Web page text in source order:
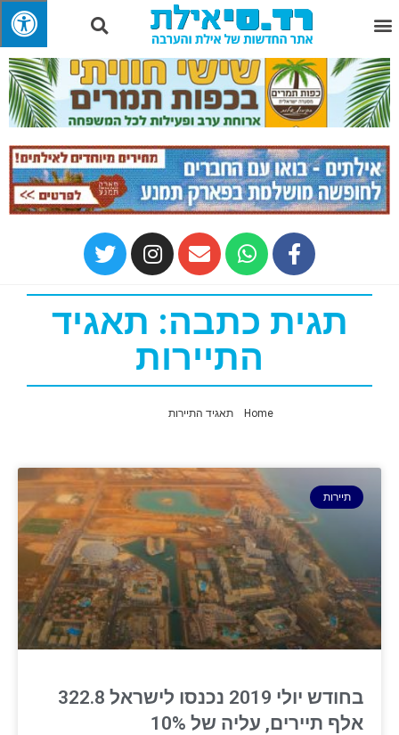
תגית כתבה: תאגיד
התיירות
Home
»תאגיד התיירות
תיירות
בחודש יולי 2019 נכנסו לישראל 322.8
אלף תיירים, עליה של 10%